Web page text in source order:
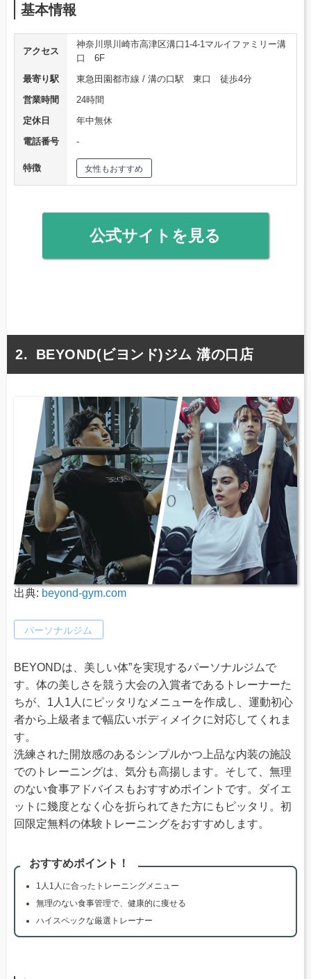
基本情報
アクセス
神奈川県川崎市高津区溝口1-4-1マルイファミリー溝
口 6F
最寄り駅
東急田園都市線 / 溝の口駅 東口 徒歩4分
営業時間
24時間
定休日
年中無休
電話番号
‐
特徴 女性もおすすめ
公式サイトを見る
BEYOND(ビヨンド)ジム 溝の口店
出典: beyond-gym.com
パーソナルジム
BEYONDは、美しい体”を実現するパーソナルジムで
す。体の美しさを競う大会の入賞者であるトレーナーた
ちが、1人1人にピッタリなメニューを作成し、運動初心
者から上級者まで幅広いボディメイクに対応してくれま
す。
洗練された開放感のあるシンプルかつ上品な内装の施設
でのトレーニングは、気分も高揚します。そして、無理
のない食事アドバイスもおすすめポイントです。ダイエ
ットに幾度となく心を折られてきた方にもピッタリ。初
回限定無料の体験トレーニングをおすすめします。
おすすめポイント！
1人1人に合ったトレーニングメニュー
無理のない食事管理で、健康的に痩せる
ハイスペックな厳選トレーナー